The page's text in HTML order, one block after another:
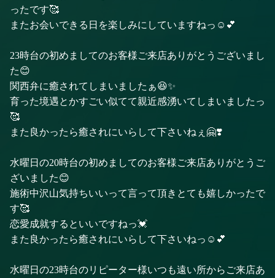
ったです🥰
またお会いできる日を楽しみにしていますねっ☺️💕
23時台の初めましてのお客様ご来店ありがとうございまし
た😊
関西弁に癒されてしまいましたぁ😆✨
育った境遇とかすごい似てて親近感湧いてしまいましたっ
🥰
また良かったら癒されにいらして下さいねぇ🤗❣️
水曜日の20時台の初めましてのお客様ご来店ありがとうご
ざいました😊
施術中沢山気持ちいいって言って頂きとても嬉しかったで
す🥰
恋愛成就するといいですねっ💓
また良かったら癒されにいらして下さいねっ☺️💕
水曜日の23時台のリピーター様いつも遠い所からご来店あ